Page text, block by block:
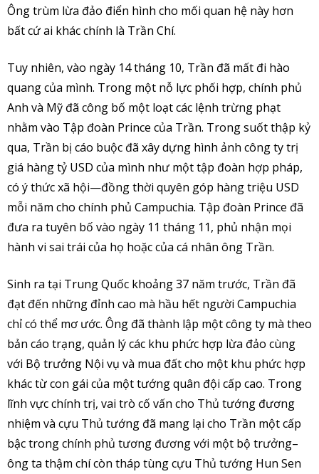
Ông trùm lừa đảo điển hình cho mối quan hệ này hơn
bất cứ ai khác chính là Trần Chí.
Tuy nhiên, vào ngày 14 tháng 10, Trần đã mất đi hào
quang của mình. Trong một nỗ lực phối hợp, chính phủ
Anh và Mỹ đã công bố một loạt các lệnh trừng phạt
nhằm vào Tập đoàn Prince của Trần. Trong suốt thập kỷ
qua, Trần bị cáo buộc đã xây dựng hình ảnh công ty trị
giá hàng tỷ USD của mình như một tập đoàn hợp pháp,
có ý thức xã hội—đồng thời quyên góp hàng triệu USD
mỗi năm cho chính phủ Campuchia. Tập đoàn Prince đã
đưa ra tuyên bố vào ngày 11 tháng 11, phủ nhận mọi
hành vi sai trái của họ hoặc của cá nhân ông Trần.
Sinh ra tại Trung Quốc khoảng 37 năm trước, Trần đã
đạt đến những đỉnh cao mà hầu hết người Campuchia
chỉ có thể mơ ước. Ông đã thành lập một công ty mà theo
bản cáo trạng, quản lý các khu phức hợp lừa đảo cùng
với Bộ trưởng Nội vụ và mua đất cho một khu phức hợp
khác từ con gái của một tướng quân đội cấp cao. Trong
lĩnh vực chính trị, vai trò cố vấn cho Thủ tướng đương
nhiệm và cựu Thủ tướng đã mang lại cho Trần một cấp
bậc trong chính phủ tương đương với một bộ trưởng–
ông ta thậm chí còn tháp tùng cựu Thủ tướng Hun Sen